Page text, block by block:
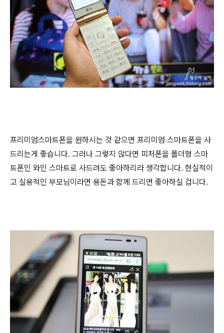
프리미엄스마트폰을 원하시는 것 같으면 프리미엄 스마트폰을 사
드리는게 좋습니다. 그러나 그렇지 않다면 피처폰을 폴더형 스마
트폰인 와인 스마트로 사드려도 좋아하리라 생각합니다. 현실적이
고 실용적인 부모님이라면 용돈과 함께 드리면 좋아하실 겁니다.